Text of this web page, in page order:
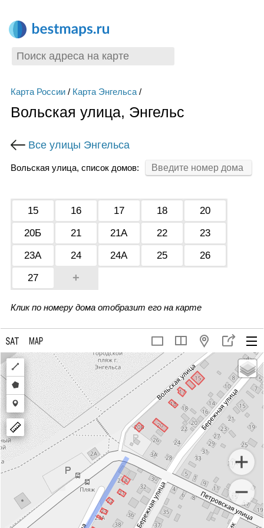
Карта России/ Карта Энгельса/
Вольская улица, Энгельс
Все улицы Энгельса
Вольская улица, список домов:
15 16 17 18
20
20Б
21 21А 22
23
23А
24 24А 25
26
27
+
Клик по номеру дома отобразит его на карте
Draw
a
polyline
Draw
a
polygon
Draw
a
marker